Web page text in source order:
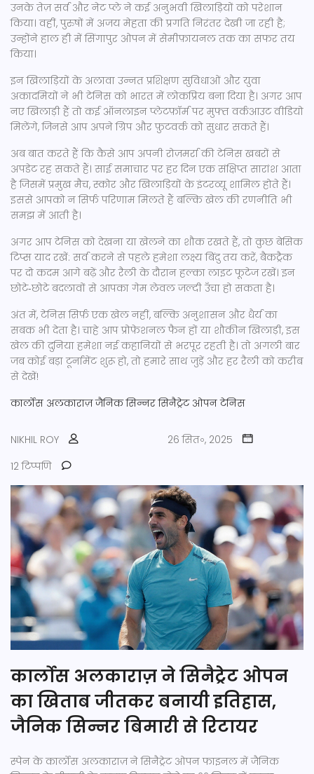
उनके तेज़ सर्व और नेट प्ले ने कई अनुभवी खिलाड़ियों को परेशान
किया। वहीं, पुरुषों में अजय मेहता की प्रगति निरंतर देखी जा रही है;
उन्होंने हाल ही में सिंगापुर ओपन में सेमीफ़ायनल तक का सफर तय
किया।
इन खिलाड़ियों के अलावा उन्नत प्रशिक्षण सुविधाओं और युवा
अकादमियों ने भी टेनिस को भारत में लोकप्रिय बना दिया है। अगर आप
नए खिलाड़ी हैं तो कई ऑनलाइन प्लेटफ़ॉर्म पर मुफ्त वर्कआउट वीडियो
मिलेंगे, जिनसे आप अपने ग्रिप और फ़ुटवर्क को सुधार सकते हैं।
अब बात करते हैं कि कैसे आप अपनी रोज़मर्रा की टेनिस खबरों से
अपडेट रह सकते हैं। साई समाचार पर हर दिन एक संक्षिप्त सारांश आता
है जिसमें प्रमुख मैच, स्कोर और खिलाड़ियों के इंटरव्यू शामिल होते हैं।
इससे आपको न सिर्फ परिणाम मिलते हैं बल्कि खेल की रणनीति भी
समझ में आती है।
अगर आप टेनिस को देखना या खेलने का शौक रखते हैं, तो कुछ बेसिक
टिप्स याद रखें: सर्व करने से पहले हमेशा लक्ष्य बिंदु तय करें, बैकट्रैक
पर दो कदम आगे बढ़ें और रैली के दौरान हल्का लाइट फूटेज रखें। इन
छोटे‑छोटे बदलावों से आपका गेम लेवल जल्दी उँचा हो सकता है।
अंत में, टेनिस सिर्फ़ एक खेल नहीं, बल्कि अनुशासन और धैर्य का
सबक भी देता है। चाहे आप प्रोफ़ेशनल फैन हों या शौकीन खिलाड़ी, इस
खेल की दुनिया हमेशा नई कहानियों से भरपूर रहती है। तो अगली बार
जब कोई बड़ा टूर्नामेंट शुरू हो, तो हमारे साथ जुड़ें और हर रैली को करीब
से देखें!
कार्लोस अलकाराज़ जैनिक सिन्नर सिनैट्रेट ओपन टेनिस
NIKHIL ROY
26 सित॰, 2025
12 टिप्पणि
कार्लोस अलकाराज़ ने सिनैट्रेट ओपन
का खिताब जीतकर बनायी इतिहास,
जैनिक सिन्नर बिमारी से रिटायर
स्पेन के कार्लोस अलकाराज़ ने सिनैट्रेट ओपन फाइनल में जैनिक